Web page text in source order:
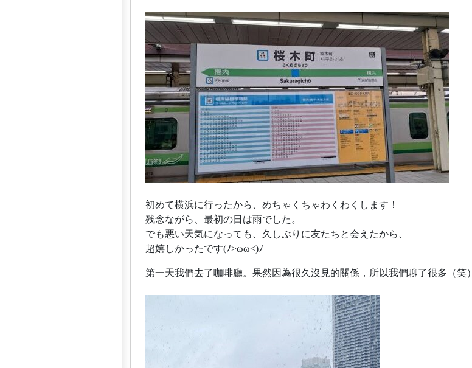
初めて横浜に行ったから、めちゃくちゃわくわくします！
残念ながら、最初の日は雨でした。
でも悪い天気になっても、久しぶりに友たちと会えたから、
超嬉しかったです(ﾉ>ωω<)ﾉ
第一天我們去了咖啡廳。果然因為很久沒見的關係，所以我們聊了很多（笑）